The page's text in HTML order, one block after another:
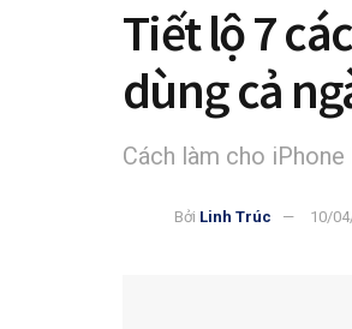
Tiết lộ 7
dùng cả
Cách làm cho iPhone
Bởi Linh Trúc 10/